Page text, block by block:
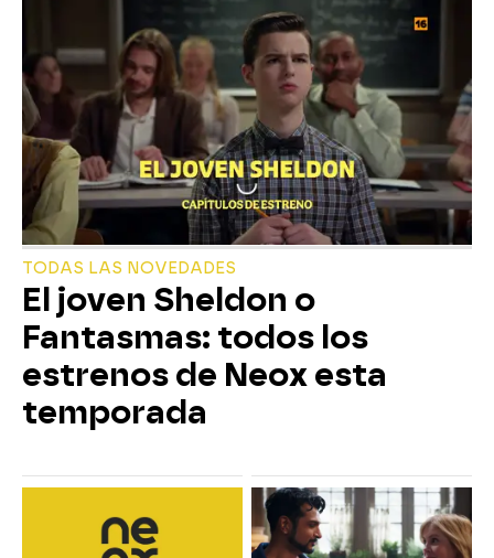
TODAS LAS NOVEDADES
El joven Sheldon o
Fantasmas: todos los
estrenos de Neox esta
temporada